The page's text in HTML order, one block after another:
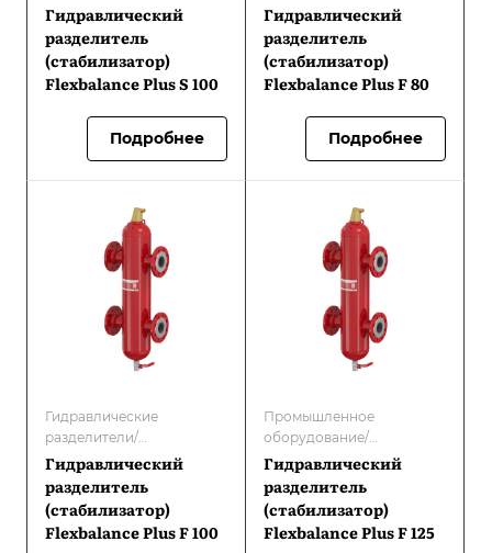
Гидравлические
стабилизаторы
Гидравлический
разделитель
(стабилизатор)
Flexbalance Plus S 100
Подробнее
Гидравлические
стабилизаторы
Гидравлический
разделитель
(стабилизатор)
Flexbalance Plus F 80
Подробнее
Гидравлические
разделители/
Гидравлические
стабилизаторы
Гидравлический
разделитель
(стабилизатор)
Flexbalance Plus F 100
Промышленное
оборудование/
Гидравлические
Оборудование Flamco/
Гидравлические
разделители/
Гидравлический
разделитель
(стабилизатор)
Flexbalance Plus F 125